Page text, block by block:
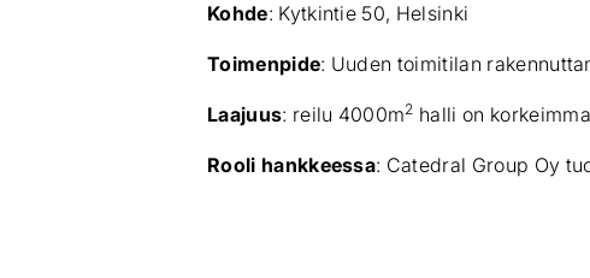
Kohde: Kytkintie 50, Helsinki
Toimenpide: Uuden toimitilan
Laajuus: reilu 4000m2 halli on
Rooli hankkeessa: Catedral Group Oy